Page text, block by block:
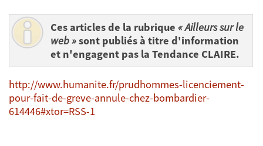
Ces articles de la rubrique « Ailleurs sur le
web »sont publiés à titre d'information
et n'engagent pas la Tendance CLAIRE.
http://www.humanite.fr/prudhommes-licenciement-
pour-fait-de-greve-annule-chez-bombardier-
614446#xtor=RSS-1